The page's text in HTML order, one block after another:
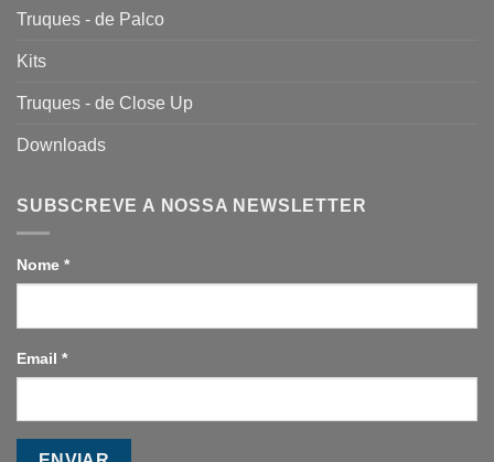
Truques - de Palco
Kits
Truques - de Close Up
Downloads
SUBSCREVE A NOSSA NEWSLETTER
Nome *
Email *